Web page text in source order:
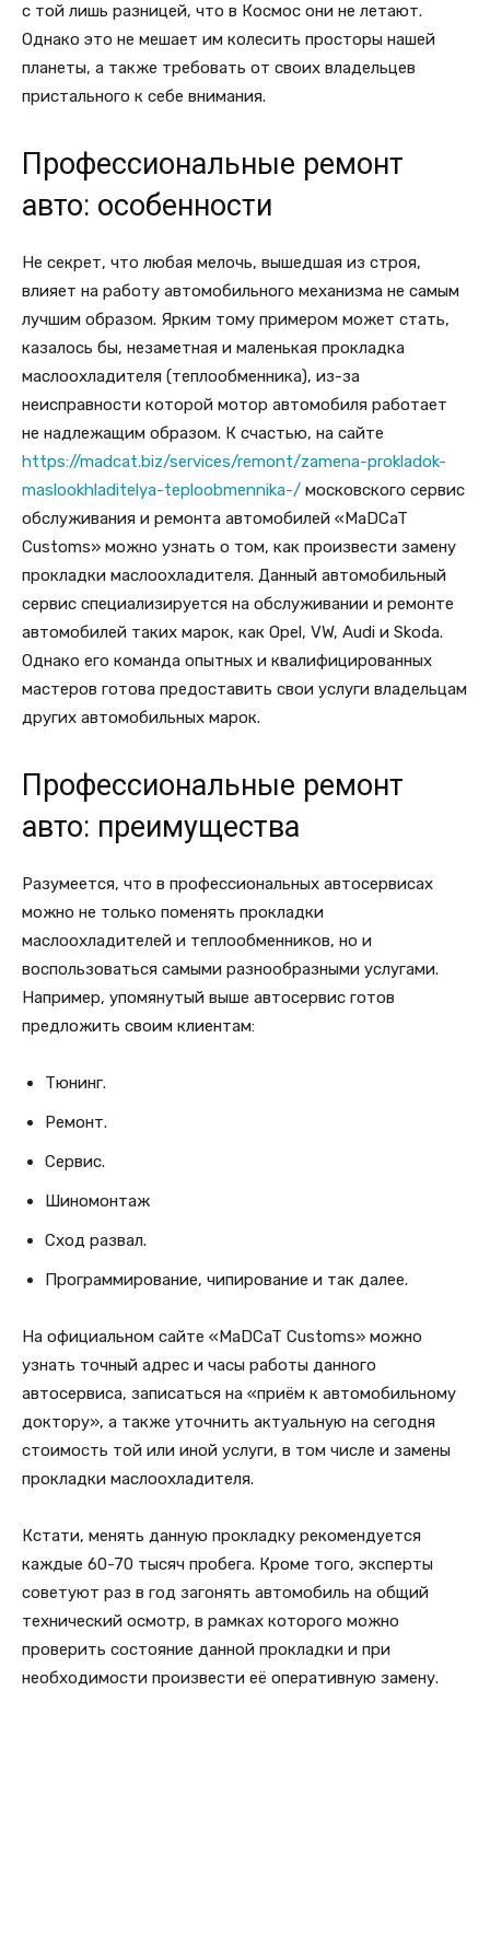
с той лишь разницей, что в Космос они не летают.
Однако это не мешает им колесить просторы нашей
планеты, а также требовать от своих владельцев
пристального к себе внимания.
Профессиональные ремонт
авто: особенности
Не секрет, что любая мелочь, вышедшая из строя,
влияет на работу автомобильного механизма не самым
лучшим образом. Ярким тому примером может стать,
казалось бы, незаметная и маленькая прокладка
маслоохладителя (теплообменника), из-за
неисправности которой мотор автомобиля работает
не надлежащим образом. К счастью, на сайте
https://madcat.biz/services/remont/zamena-prokladok-
maslookhladitelya-teploobmennika-/ московского сервис
обслуживания и ремонта автомобилей «MaDCaT
Customs» можно узнать о том, как произвести замену
прокладки маслоохладителя. Данный автомобильный
сервис специализируется на обслуживании и ремонте
автомобилей таких марок, как Opel, VW, Audi и Skoda.
Однако его команда опытных и квалифицированных
мастеров готова предоставить свои услуги владельцам
других автомобильных марок.
Профессиональные ремонт
авто: преимущества
Разумеется, что в профессиональных автосервисах
можно не только поменять прокладки
маслоохладителей и теплообменников, но и
воспользоваться самыми разнообразными услугами.
Например, упомянутый выше автосервис готов
предложить своим клиентам:
Тюнинг.
Ремонт.
Сервис.
Шиномонтаж
Сход развал.
Программирование, чипирование и так далее.
На официальном сайте «MaDCaT Customs» можно
узнать точный адрес и часы работы данного
автосервиса, записаться на «приём к автомобильному
доктору», а также уточнить актуальную на сегодня
стоимость той или иной услуги, в том числе и замены
прокладки маслоохладителя.
Кстати, менять данную прокладку рекомендуется
каждые 60-70 тысяч пробега. Кроме того, эксперты
советуют раз в год загонять автомобиль на общий
технический осмотр, в рамках которого можно
проверить состояние данной прокладки и при
необходимости произвести её оперативную замену.